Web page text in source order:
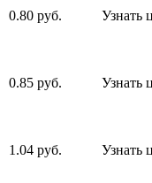
0.80 руб. Узнать
0.85 руб. Узнать
1.04 руб. Узнать